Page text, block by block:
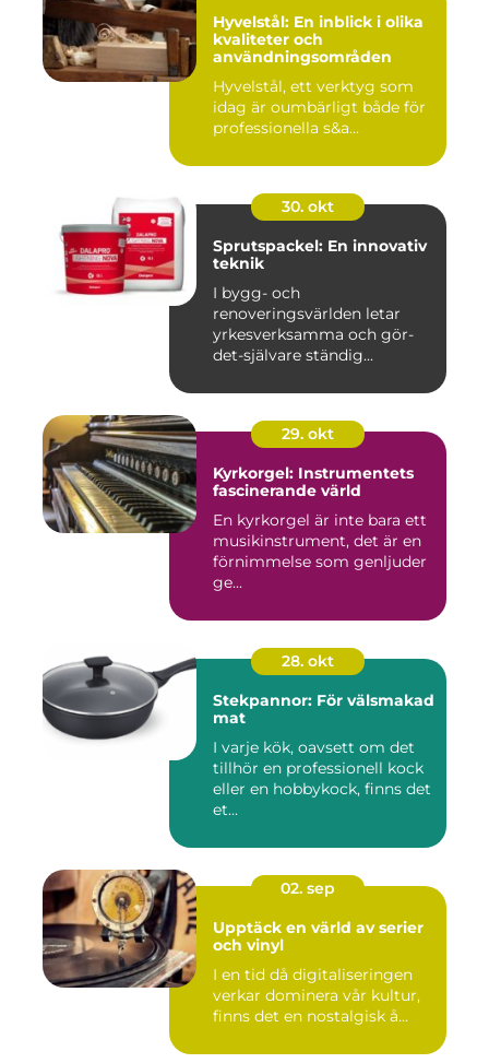
Hyvelstål: En inblick i olika
kvaliteter och
användningsområden
Hyvelstål, ett verktyg som
idag är oumbärligt både för
professionella s&a...
30. okt
Sprutspackel: En innovativ
teknik
I bygg- och
renoveringsvärlden letar
yrkesverksamma och gör-
det-självare ständig...
29. okt
Kyrkorgel: Instrumentets
fascinerande värld
En kyrkorgel är inte bara ett
musikinstrument, det är en
förnimmelse som genljuder
ge...
28. okt
Stekpannor: För välsmakad
mat
I varje kök, oavsett om det
tillhör en professionell kock
eller en hobbykock, finns det
et...
02. sep
Upptäck en värld av serier
och vinyl
I en tid då digitaliseringen
verkar dominera vår kultur,
finns det en nostalgisk å...